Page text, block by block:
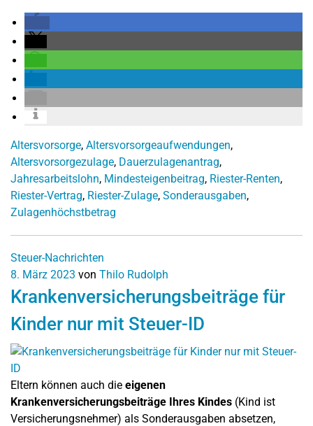
Altersvorsorge, Altersvorsorgeaufwendungen,
Altersvorsorgezulage, Dauerzulagenantrag,
Jahresarbeitslohn, Mindesteigenbeitrag, Riester-Renten,
Riester-Vertrag, Riester-Zulage, Sonderausgaben,
Zulagenhöchstbetrag
Steuer-Nachrichten
8. März 2023 von Thilo Rudolph
Krankenversicherungsbeiträge für
Kinder nur mit Steuer-ID
Eltern können auch die eigenen
Krankenversicherungsbeiträge Ihres Kindes (Kind ist
Versicherungsnehmer) als Sonderausgaben absetzen,